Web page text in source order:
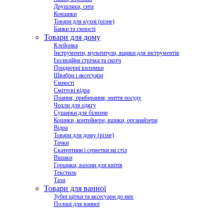
Друшляки, сита
Ковшики
Товари для кухні (різне)
Банки та ємності
Товари для дому
Клейонка
Інструменти, мультитули, ящики для інструментів
Ізоляційна стрічка та скотч
Придверні килимки
Швабри і аксесуари
Ємності
Сміттєві відра
Прання, прибирання, миття посуду
Чохли для одягу
Сушарки для білизни
Кошики, контейнери, ящики, органайзери
Відра
Товари для дому (різне)
Тачки
Скатертини і серветки на стіл
Вішаки
Горщики, вазони для квітів
Текстиль
Тази
Товари для ванної
Зубні щітки та аксесуари до них
Полиці для ванної